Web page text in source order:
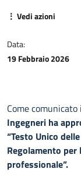
PROFESSIONE
⋮ Vedi azioni
Data:
19 Febbraio 2026
Come comunicato
Ingegneri ha
“Testo Unico
Regolamento per
professionale”.